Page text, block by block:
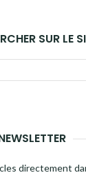
SUR LE
directement